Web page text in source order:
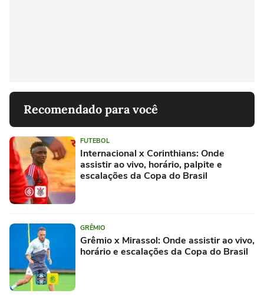
Recomendado para você
FUTEBOL
Internacional x Corinthians: Onde
assistir ao vivo, horário, palpite e
escalações da Copa do Brasil
GRÊMIO
Grêmio x Mirassol: Onde assistir ao vivo,
horário e escalações da Copa do Brasil